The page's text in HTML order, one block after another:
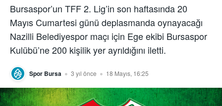
Bursaspor’un TFF 2. Lig’in son haftasında 20
Mayıs Cumartesi günü deplasmanda oynayacağı
Nazilli Belediyespor maçı için Ege ekibi Bursaspor
Kulübü’ne 200 kişilik yer ayrıldığını iletti.
Spor Bursa 3 yıl önce 18 Mayıs, 16:25